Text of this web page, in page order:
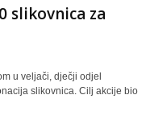
slikovnica za
u veljači, dječji odjel
slikovnica. Cilj akcije bio